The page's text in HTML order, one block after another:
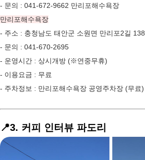
- 문의 : 041-672-9662 만리포해수욕장
만리포해수욕장
- 주소 : 충청남도 태안군 소원면 만리포2길 138
- 문의 : 041-670-2695
- 운영시간 : 상시개방 (※연중무휴)
- 이용요금 : 무료
- 주차정보 : 만리포해수욕장 공영주차장 (무료)
📍3. 커피 인터뷰 파도리